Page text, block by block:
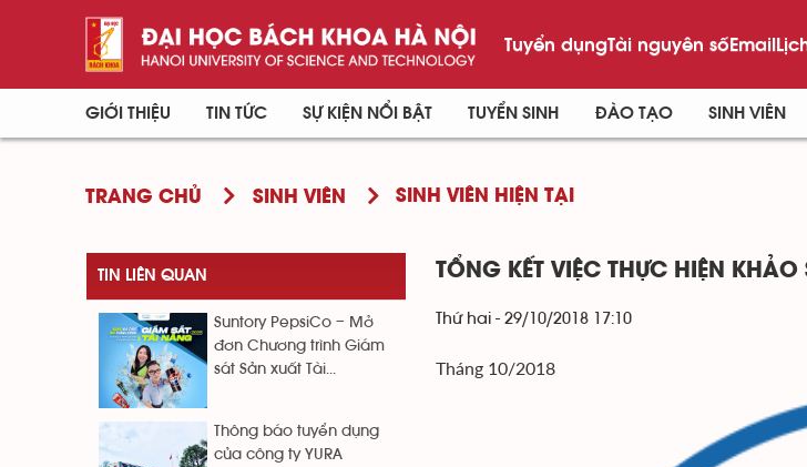
Tuyển dụngTài nguyên sốEmail
GIỚI THIỆU TIN TỨC SỰ KIỆN NỔI BẬT TUYỂN SINH ĐÀO TẠO SINH VIÊN
TRANG CHỦ SINH VIÊN SINH VIÊN HIỆN TẠI
TỔNG KẾT VIỆC THỰC HIỆN
Thứ hai - 29/10/2018 17:10
Tháng 10/2018
TIN LIÊN QUAN
Suntory PepsiCo – Mở
đơn Chương trình Giám
sát Sản xuất Tài...
Thông báo tuyển dụng
của công ty YURA